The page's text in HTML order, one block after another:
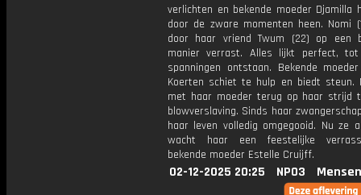
verlichten en bekende moeder Djamilla
door de zware momenten heen. Nomi
door haar vriend Twum (22) op een
manier verrast. Alles lijkt perfect,
spanningen ontstaan. Bekende
Koerten schiet te hulp en biedt steun.
met haar moeder terug op haar strijd
blowverslaving. Sinds haar
haar leven volledig omgegooid. Nu ze
wacht haar een feestelijke
bekende moeder Estelle Cruijff.
02-12-2025 20:25 NPO3